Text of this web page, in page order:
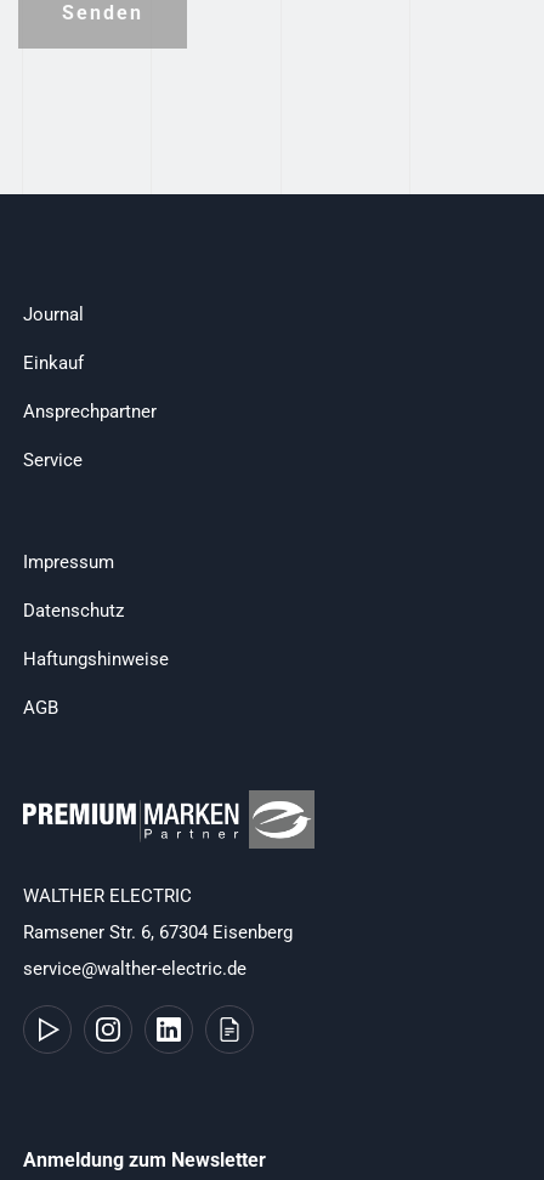
Senden
Journal
Einkauf
Ansprechpartner
Service
Impressum
Datenschutz
Haftungshinweise
AGB
WALTHER ELECTRIC
Ramsener Str. 6, 67304 Eisenberg
service@walther-electric.de
Anmeldung zum Newsletter